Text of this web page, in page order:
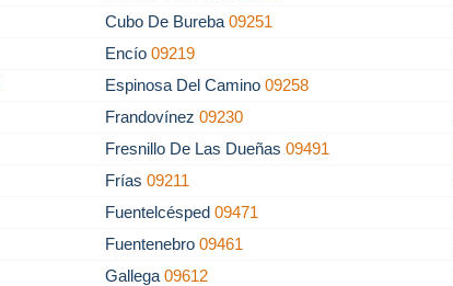
Cubo De Bureba09251
Encío09219
Espinosa Del Camino09258
Frandovínez09230
Fresnillo De Las Dueñas09491
Frías09211
Fuentelcésped09471
Fuentenebro09461
Gallega09612